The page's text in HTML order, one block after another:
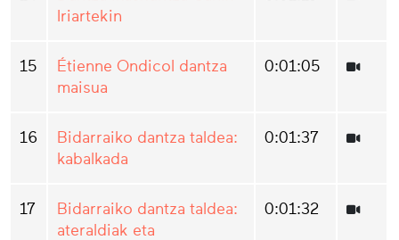
Iriartekin
15
Étienne Ondicol dantza
maisua
0:01:05
16
Bidarraiko dantza taldea:
kabalkada
0:01:37
17
Bidarraiko dantza taldea:
ateraldiak eta
0:01:32